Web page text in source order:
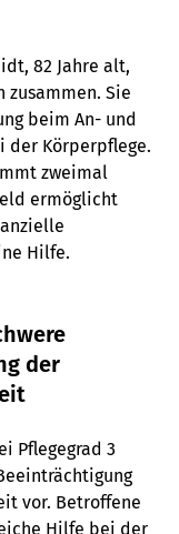
82 Jahre alt,
Sie
beim An- und
der Körperpflege.
zweimal
ermöglicht
Hilfe.
der
Pflegegrad 3
vor. Betroffene
Hilfe bei der